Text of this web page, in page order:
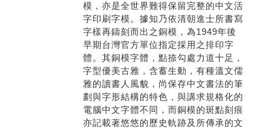
模，亦是全世界難得保留完整的中文活
字印刷字模。據知乃依清朝進士所書寫
字樣再鑄刻而出之銅模，為1949年後
早期台灣官方單位指定採用之排印字
體。其銅模字體，點捺勾處力道十足，
字型優美古雅，含蓄生動，有種溫文儒
雅的讀書人風貌，尚保存中文書法的筆
劃與字形結構的特色，與講求規格化的
電腦中文字體不同，而銅模的斑點刻痕
亦記載著悠悠的歷史軌跡及所傳承的文